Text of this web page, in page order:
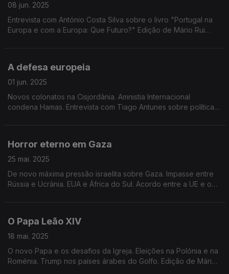
08 jun. 2025
Entrevista com António Costa Silva sobre o livro "Portugal na
Europa e com a Europa: Que Futuro?" Edição de Mário Rui
A defesa europeia
01 jun. 2025
Novos colonatos na Cisjordânia. Amnistia Internacional
condena Hamas. Entrevista com Tiago Antunes sobre políticas
Horror eterno em Gaza
25 mai. 2025
De novo máxima pressão israelita sobre Gaza. Impasse entre
Rússia e Ucrânia. EUA e África do Sul. Acordo entre a UE e o
O Papa Leão XIV
18 mai. 2025
O novo Papa e os desafios da Igreja. Eleições na Polónia e na
Roménia. Trump nos países árabes do Golfo. Edição de Mário